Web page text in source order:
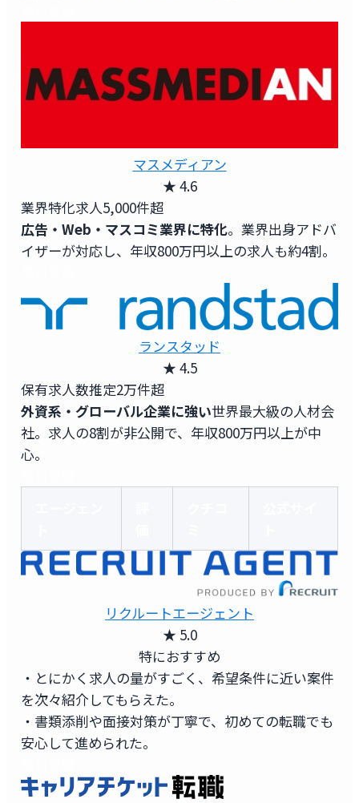
マスメディアン
★ 4.6
業界特化求人5,000件超
広告・Web・マスコミ業界に特化。業界出身アドバ
イザーが対応し、年収800万円以上の求人も約4割。
ランスタッド
★ 4.5
保有求人数推定2万件超
外資系・グローバル企業に強い世界最大級の人材会
社。求人の8割が非公開で、年収800万円以上が中
心。
リクルートエージェント
★ 5.0
特におすすめ
・とにかく求人の量がすごく、希望条件に近い案件
を次々紹介してもらえた。
・書類添削や面接対策が丁寧で、初めての転職でも
安心して進められた。